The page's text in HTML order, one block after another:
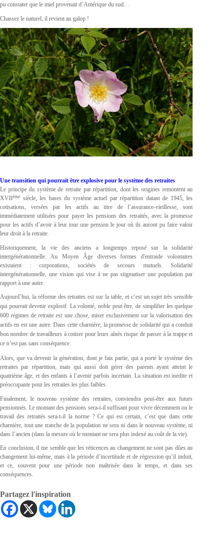
pu constater que le miel provenait d’Amérique du sud…
Chassez le naturel, il revient au galop !
Une transition qui pourrait être explosive pour le système des retraites
Le principe du système de retraite par répartition, dont les origines remontent au
XVIIème siècle, les bases du système actuel par répartition datant de 1945, les
cotisations, versées par les actifs au titre de l’assurance-vieillesse, sont
immédiatement utilisées pour payer les pensions des retraités, avec la promesse
pour les actifs d’avoir à leur tour une pension le jour où ils auront pu faire valoir
leur droit à la retraite.
Historiquement, la vie des anciens a longtemps reposé sur la solidarité
intergénérationnelle. Au Moyen Âge diverses formes d'entraide volontaires
existaient : corporations, sociétés de secours mutuels. Solidarité
intergénérationnelle, une vision qui vise à ne pas stigmatiser une population par
rapport à une autre.
Aujourd’hui, la réforme des retraites est sur la table, et c’est un sujet très sensible
qui pourrait devenir explosif. La volonté, noble peut être, de simplifier les quelque
600 régimes de retraite est une chose, miser exclusivement sur la valorisation des
actifs en est une autre. Dans cette charnière, la promesse de solidarité qui a conduit
bon nombre de travailleurs à cotiser pour leurs aînés risque de passer à la trappe et
ce n’est pas sans conséquence.
Alors, que va devenir la génération, dont je fais partie, qui a porté le système des
retraites par répartition, mais qui aussi doit gérer des parents ayant atteint le
quatrième âge, et des enfants à l’avenir parfois incertain. La situation est inédite et
préoccupante pour les retraites les plus faibles.
Finalement, le nouveau système des retraites, conviendra peut-être aux futurs
pensionnés. Le montant des pensions sera-t-il suffisant pour vivre décemment ou le
travail des retraités sera-t-il la norme ? Ce qui est certain, c’est que dans cette
charnière, tout une tranche de la population ne sera ni dans le nouveau système, ni
dans l’ancien (dans la mesure où le montant ne sera plus indexé au coût de la vie).
En conclusion, il me semble que les réticences au changement ne sont pas dûes au
changement lui-même, mais à la période d’incertitude et de régression qu’il induit,
et ce, souvent pour une période non maîtrisée dans le temps, et dans ses
conséquences.
Partagez l'inspiration